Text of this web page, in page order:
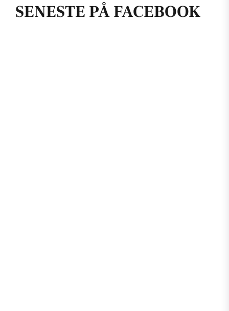
SENESTE PÅ FACEBOOK